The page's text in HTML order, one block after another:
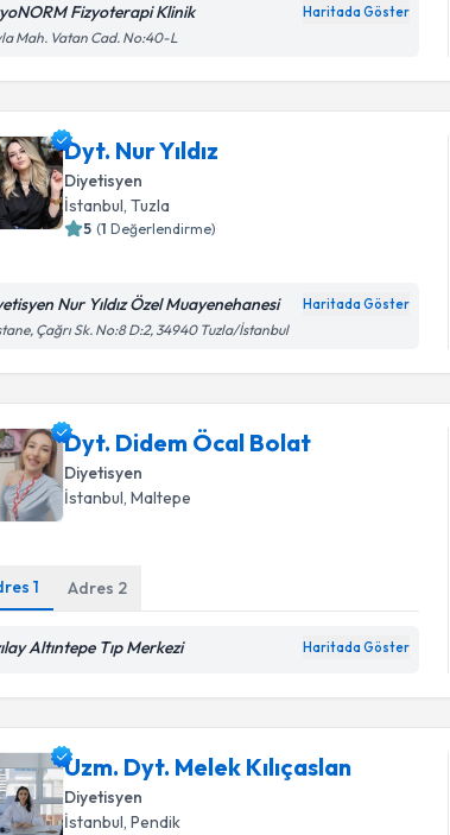
Fizyoterapi Klinik Haritada Göster
Mah. Vatan Cad. No:40-L
Dyt. Nur Yıldız
Diyetisyen
İstanbul, Tuzla
5 (1 Değerlendirme)
Nur Yıldız Özel Muayenehanesi Haritada Göster
Çağrı Sk. No:8 D:2, 34940 Tuzla/İstanbul
Dyt. Didem Öcal Bolat
Diyetisyen
İstanbul, Maltepe
1 Adres 2
Altıntepe Tıp Merkezi Haritada Göster
Uzm. Dyt. Melek Kılıçaslan
Diyetisyen
İstanbul, Pendik